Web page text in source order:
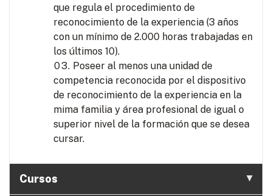
que regula el procedimiento de
reconocimiento de la experiencia (3 años
con un mínimo de 2.000 horas trabajadas en
los últimos 10).
Poseer al menos una unidad de
competencia reconocida por el dispositivo
de reconocimiento de la experiencia en la
mima familia y área profesional de igual o
superior nivel de la formación que se desea
cursar.
Cursos